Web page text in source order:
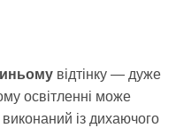
₴.
відтінку — дуже
освітленні може
із дихаючого